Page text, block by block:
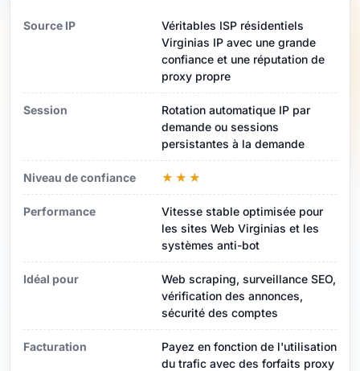
Source IP
Véritables ISP résidentiels
Virginias IP avec une grande
confiance et une réputation de
proxy propre
Session
Rotation automatique IP par
demande ou sessions
persistantes à la demande
Niveau de confiance ★★★
Performance
Vitesse stable optimisée pour
les sites Web Virginias et les
systèmes anti-bot
Idéal pour
Web scraping, surveillance SEO,
vérification des annonces,
sécurité des comptes
Facturation
Payez en fonction de l'utilisation
du trafic avec des forfaits proxy